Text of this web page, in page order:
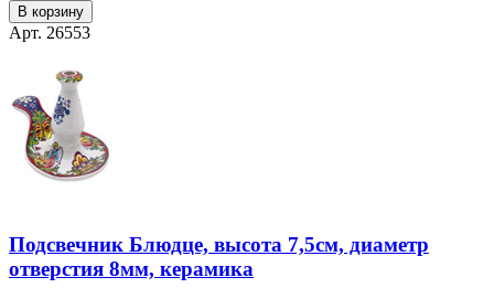
В корзину
Арт. 26553
Подсвечник Блюдце, высота 7,5см, диаметр
отверстия 8мм, керамика